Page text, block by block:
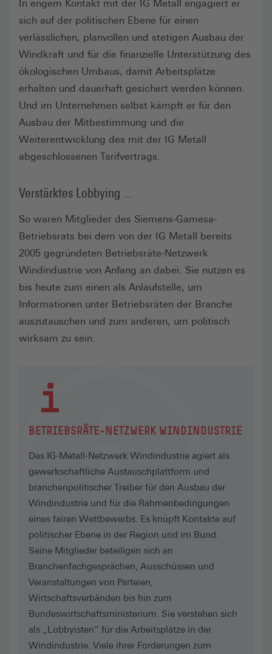
In engem Kontakt mit der IG Metall engagiert er
sich auf der politischen Ebene für einen
verlässlichen, planvollen und stetigen Ausbau der
Windkraft und für die finanzielle Unterstützung des
ökologischen Umbaus, damit Arbeitsplätze
erhalten und dauerhaft gesichert werden können.
Und im Unternehmen selbst kämpft er für den
Ausbau der Mitbestimmung und die
Weiterentwicklung des mit der IG Metall
abgeschlossenen Tarifvertrags.
Verstärktes Lobbying ...
So waren Mitglieder des Siemens-Gamesa-
Betriebsrats bei dem von der IG Metall bereits
2005 gegründeten Betriebsräte-Netzwerk
Windindustrie von Anfang an dabei. Sie nutzen es
bis heute zum einen als Anlaufstelle, um
Informationen unter Betriebsräten der Branche
auszutauschen und zum anderen, um politisch
wirksam zu sein.
BETRIEBSRÄTE-NETZWERK WINDINDUSTRIE
Das IG-Metall-Netzwerk Windindustrie agiert als
gewerkschaftliche Austauschplattform und
branchenpolitischer Treiber für den Ausbau der
Windindustrie und für die Rahmenbedingungen
eines fairen Wettbewerbs. Es knüpft Kontakte auf
politischer Ebene in der Region und im Bund.
Seine Mitglieder beteiligen sich an
Branchenfachgesprächen, Ausschüssen und
Veranstaltungen von Parteien,
Wirtschaftsverbänden bis hin zum
Bundeswirtschaftsministerium. Sie verstehen sich
als „Lobbyisten“ für die Arbeitsplätze in der
Windindustrie. Viele ihrer Forderungen zum